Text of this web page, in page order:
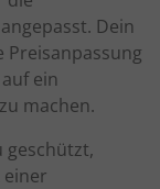
Dein
Preisanpassung
ein
machen.
geschützt,